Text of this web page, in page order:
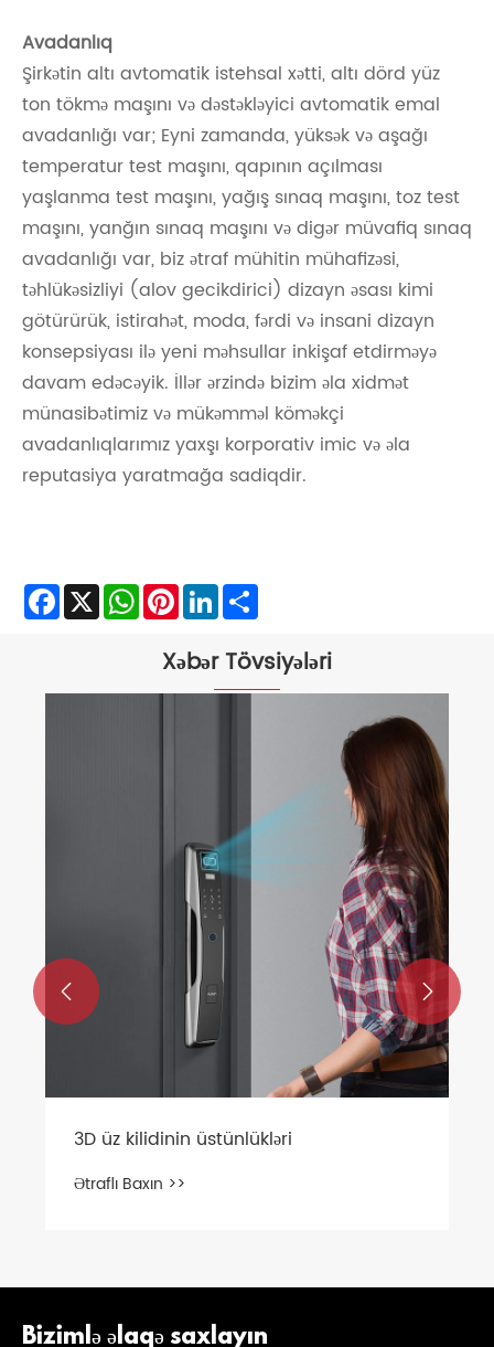
Avadanlıq
Şirkətin altı avtomatik istehsal xətti, altı dörd yüz
ton tökmə maşını və dəstəkləyici avtomatik emal
avadanlığı var; Eyni zamanda, yüksək və aşağı
temperatur test maşını, qapının açılması
yaşlanma test maşını, yağış sınaq maşını, toz test
maşını, yanğın sınaq maşını və digər müvafiq sınaq
avadanlığı var, biz ətraf mühitin mühafizəsi,
təhlükəsizliyi (alov gecikdirici) dizayn əsası kimi
götürürük, istirahət, moda, fərdi və insani dizayn
konsepsiyası ilə yeni məhsullar inkişaf etdirməyə
davam edəcəyik. İllər ərzində bizim əla xidmət
münasibətimiz və mükəmməl köməkçi
avadanlıqlarımız yaxşı korporativ imic və əla
reputasiya yaratmağa sadiqdir.
Facebook
X WhatsApp
PinterestLinkedIn
Xəbər Tövsiyələri
Müasir Təhlükəsizlik Ehtiyacları üçün
Niyə SU 8 Tam Avtomatik Smart Kilidi
 
Bizimlə əlaqə saxlayın